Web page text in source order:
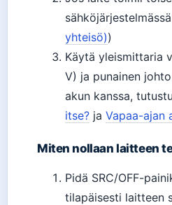
yhteisö))
Käytä yleismittaria
V) ja punainen
akun kanssa,
itse? ja Vapaa-ajan
Miten nollaan laitteen
Pidä SRC/OFF-
tilapäisesti laitteen